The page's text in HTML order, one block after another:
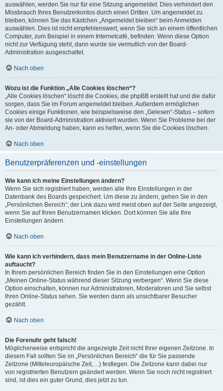
auswählen, werden Sie nur für eine Sitzung angemeldet. Dies verhindert den
Missbrauch Ihres Benutzerkontos durch einen Dritten. Um angemeldet zu
bleiben, können Sie das Kästchen „Angemeldet bleiben“ beim Anmelden
auswählen. Dies ist nicht empfehlenswert, wenn Sie sich an einem öffentlichen
Computer, zum Beispiel in einem Internetcafé, befinden. Wenn diese Option
nicht zur Verfügung steht, dann wurde sie vermutlich von der Board-
Administration ausgeschaltet.
Nach oben
Wozu ist die Funktion „Alle Cookies löschen“?
„Alle Cookies löschen“ löscht die Cookies, die phpBB erstellt hat und die dafür
sorgen, dass Sie im Forum angemeldet bleiben. Außerdem ermöglichen
Cookies einige Funktionen, wie beispielsweise den „Gelesen“-Status – sofern
sie von der Board-Administration aktiviert wurden. Wenn Sie Probleme bei der
An- oder Abmeldung haben, kann es helfen, wenn Sie die Cookies löschen.
Nach oben
Benutzerpräferenzen und -einstellungen
Wie kann ich meine Einstellungen ändern?
Wenn Sie sich registriert haben, werden alle Ihre Einstellungen in der
Datenbank des Boards gespeichert. Um diese zu ändern, gehen Sie in den
„Persönlichen Bereich“; der Link dazu wird meist oben auf der Seite angezeigt,
wenn Sie auf Ihren Benutzernamen klicken. Dort können Sie alle Ihre
Einstellungen ändern.
Nach oben
Wie kann ich verhindern, dass mein Benutzername in der Online-Liste
auftaucht?
In Ihrem persönlichen Bereich finden Sie in den Einstellungen eine Option
„Meinen Online-Status während dieser Sitzung verbergen“. Wenn Sie diese
Option einschalten, können nur Administratoren, Moderatoren und Sie selbst
Ihren Online-Status sehen. Sie werden dann als unsichtbarer Besucher
gezählt.
Nach oben
Die Forenuhr geht falsch!
Möglicherweise entspricht die angezeigte Zeit nicht Ihrer eigenen Zeitzone. In
diesem Fall sollten Sie im „Persönlichen Bereich“ die für Sie passende
Zeitzone (Mitteleuropäische Zeit, ...) festlegen. Die Zeitzone kann dabei nur
von registrierten Benutzern geändert werden. Wenn Sie noch nicht registriert
sind, ist dies ein guter Grund, dies jetzt zu tun.